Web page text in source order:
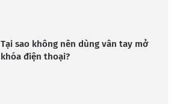
Tại sao không nên dùng vân tay mở
khóa điện thoại?